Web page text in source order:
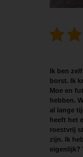
Ik ben
borst. Ik
Moe en
hebben.
al lange
heeft het
roestvrij
zijn. Ik
eigenlijk?